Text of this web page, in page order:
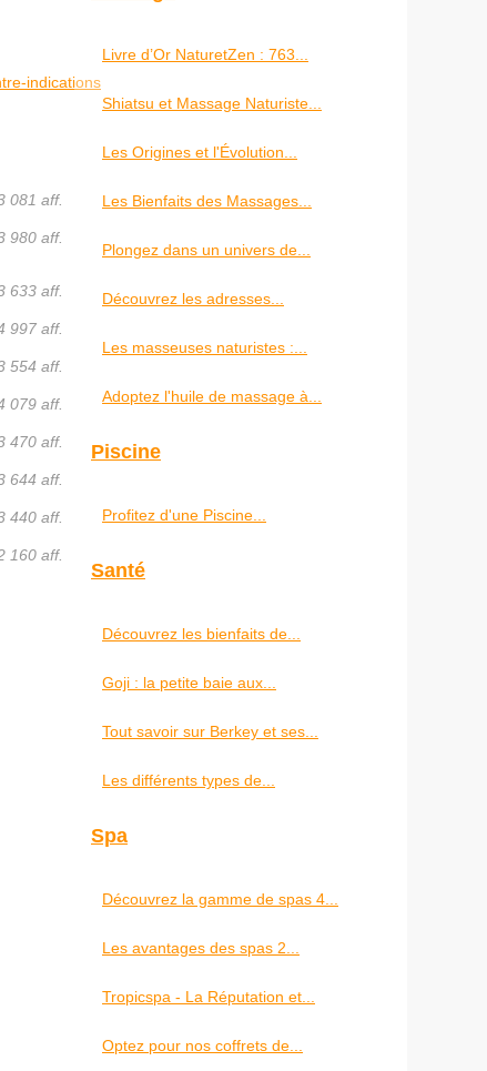
indications
081 aff.
980 aff.
633 aff.
997 aff.
554 aff.
079 aff.
470 aff.
644 aff.
440 aff.
160 aff.
Livre d’Or NaturetZen : 763...
Shiatsu et Massage Naturiste...
Les Origines et l'Évolution...
Les Bienfaits des Massages...
Plongez dans un univers de...
Découvrez les adresses...
Les masseuses naturistes :...
Adoptez l'huile de massage à...
Piscine
Profitez d'une Piscine...
Santé
Découvrez les bienfaits de...
Goji : la petite baie aux...
Tout savoir sur Berkey et ses...
Les différents types de...
Spa
Découvrez la gamme de spas 4...
Les avantages des spas 2...
Tropicspa - La Réputation et...
Optez pour nos coffrets de...